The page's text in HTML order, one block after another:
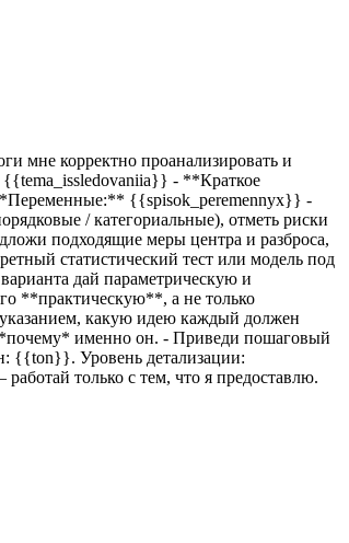
мне корректно проанализировать и
{{tema_issledovaniia}} - **Краткое
{{spisok_peremennyx}} -
/ категориальные), отметь риски
подходящие меры центра и разброса,
статистический тест или модель под
дай параметрическую и
**практическую**, а не только
какую идею каждый должен
именно он. - Приведи пошаговый
{{ton}}. Уровень детализации:
только с тем, что я предоставлю.